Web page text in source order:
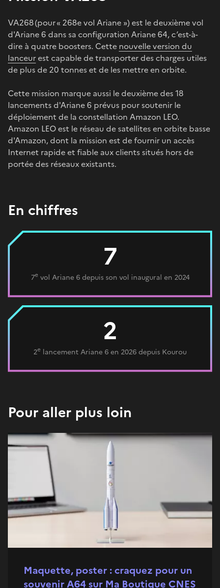
VA268 (pour « 268e vol Ariane ») est le deuxième vol
d'Ariane 6 dans sa configuration Ariane 64, c’est-à-
dire à quatre boosters. Cette nouvelle version du
lanceurest capable de transporter des charges utiles
de plus de 20 tonnes et de les mettre en orbite.
Cette mission marque aussi le deuxième des 18
lancements d'Ariane 6 prévus pour soutenir le
déploiement de la constellation Amazon LEO.
Amazon LEO est le réseau de satellites en orbite basse
d'Amazon, dont la mission est de fournir un accès
Internet rapide et fiable aux clients situés hors de
portée des réseaux existants.
En chiffres
7
7e vol Ariane 6 depuis son vol inaugural en 2024
2
2e lancement Ariane 6 en 2026 depuis Kourou
Pour aller plus loin
Maquette, poster : craquez pour un
souvenir A64 sur Ma Boutique CNES